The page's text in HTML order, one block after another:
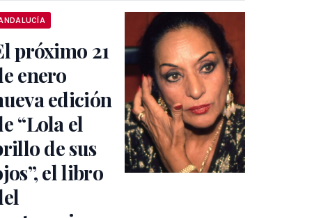
próximo 21
enero
edición
“Lola el
de sus
el libro